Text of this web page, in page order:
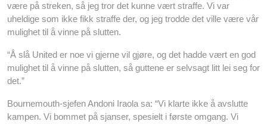
være på streken, så jeg tror det kunne vært straffe. Vi var
uheldige som ikke fikk straffe der, og jeg trodde det ville være vår
mulighet til å vinne på slutten.
“Å slå United er noe vi gjerne vil gjøre, og det hadde vært en god
mulighet til å vinne på slutten, så guttene er selvsagt litt lei seg for
det.”
Bournemouth-sjefen Andoni Iraola sa: “Vi klarte ikke å avslutte
kampen. Vi bommet på sjanser, spesielt i første omgang. Vi